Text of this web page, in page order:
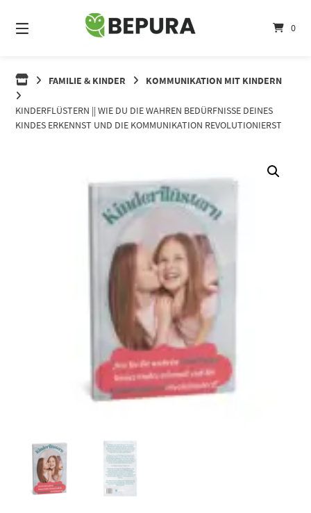
zum
Inhalt
0
FAMILIE & KINDER KOMMUNIKATION MIT KINDERN
KINDERFLÜSTERN || WIE DU DIE WAHREN BEDÜRFNISSE DEINES
KINDES ERKENNST UND DIE KOMMUNIKATION REVOLUTIONIERST